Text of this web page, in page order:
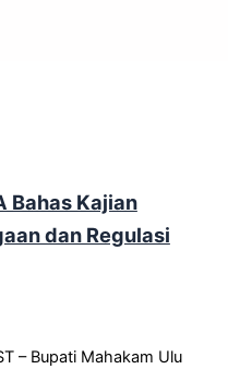
Bahas Kajian
dan Regulasi
– Bupati Mahakam Ulu